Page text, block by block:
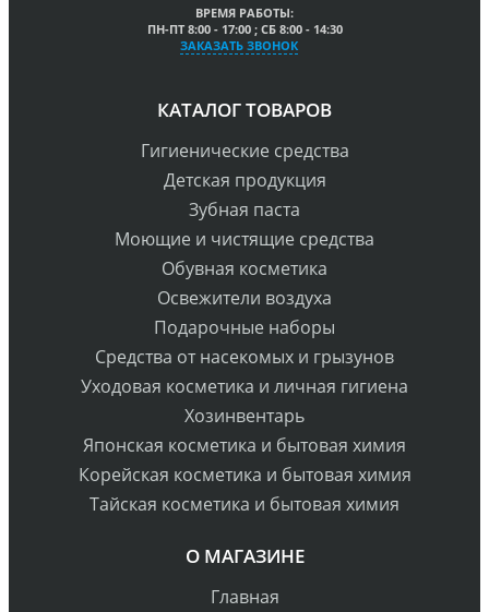
ВРЕМЯ РАБОТЫ:
ПН-ПТ 8:00 - 17:00 ; СБ 8:00 - 14:30
ЗАКАЗАТЬ ЗВОНОК
КАТАЛОГ ТОВАРОВ
Гигиенические средства
Детская продукция
Зубная паста
Моющие и чистящие средства
Обувная косметика
Освежители воздуха
Подарочные наборы
Средства от насекомых и грызунов
Уходовая косметика и личная гигиена
Хозинвентарь
Японская косметика и бытовая химия
Корейская косметика и бытовая химия
Тайская косметика и бытовая химия
О МАГАЗИНЕ
Главная